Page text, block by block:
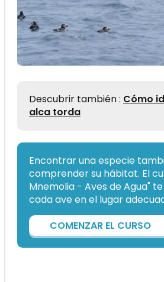
Descubrir también : Cómo
alca torda
Encontrar una especie
comprender su hábitat. El
Mnemolia - Aves de Agua"
cada ave en el lugar
COMENZAR EL CURSO